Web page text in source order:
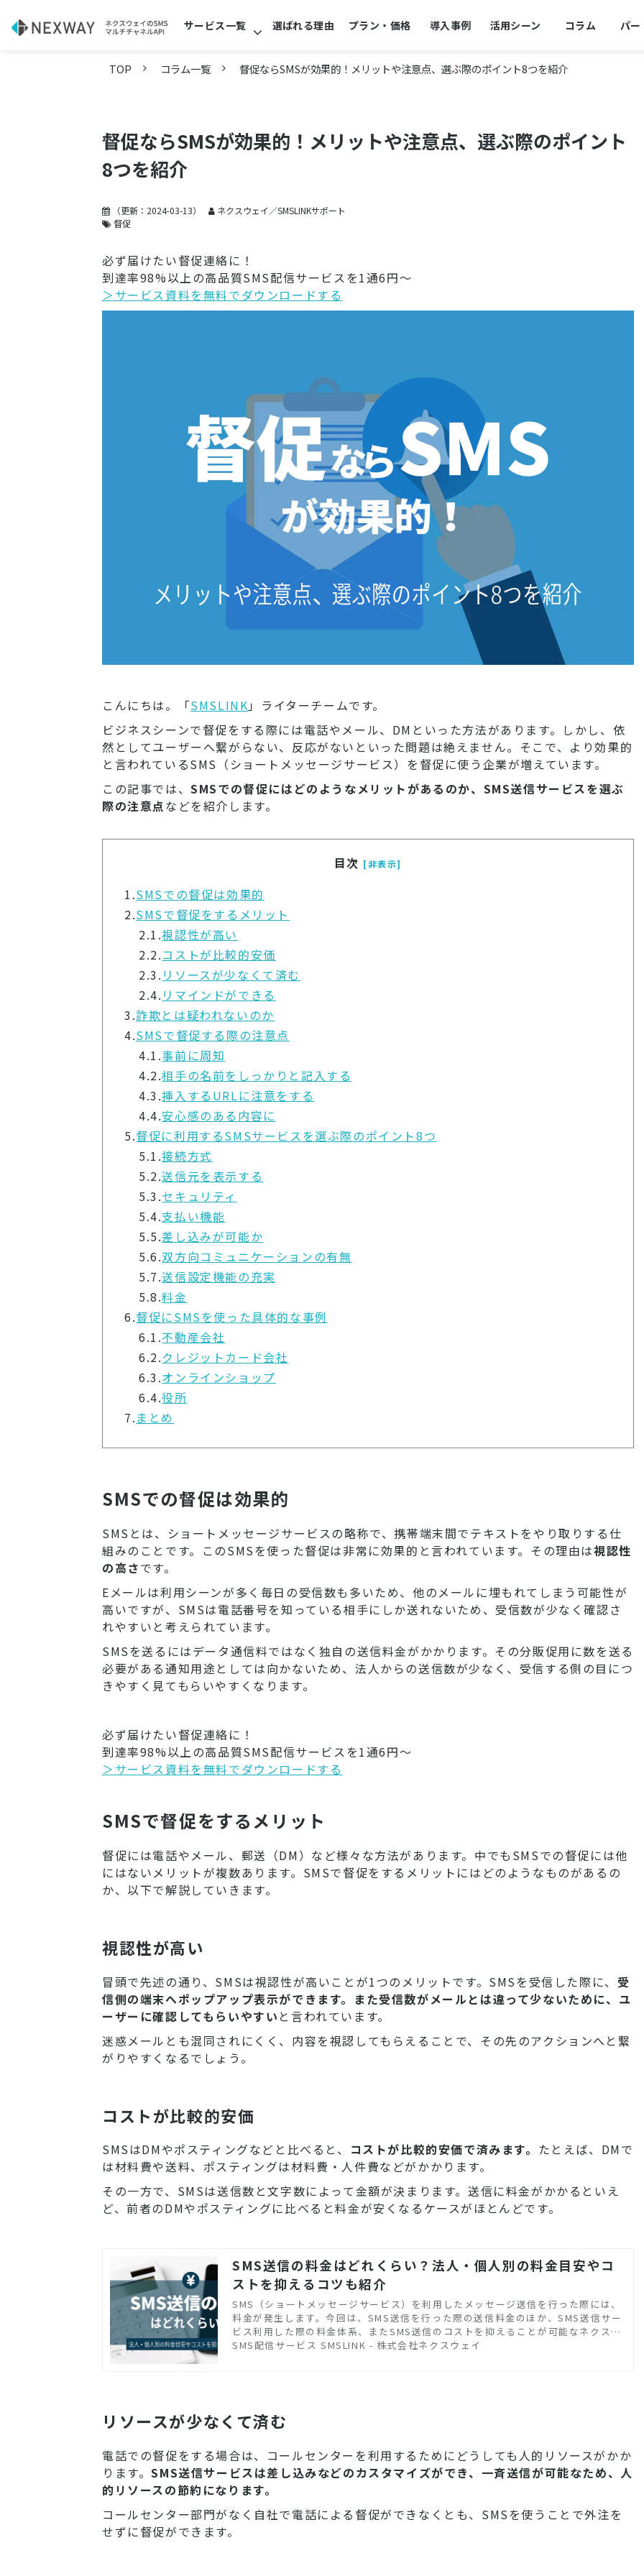
サービス一覧 選ばれる理由 プラン・価格 導入事例 活用シーン コラム パー
TOP コラム一覧 督促ならSMSが効果的！メリットや注意点、選ぶ際のポイント8つを紹介
督促ならSMSが効果的！メリットや注意点、選ぶ際のポイント
8つを紹介
（更新： 2024-03-13）
ネクスウェイ／SMSLINKサポート
督促
必ず届けたい督促連絡に！
到達率98%以上の高品質SMS配信サービスを1通6円～
＞サービス資料を無料でダウンロードする
こんにちは。「SMSLINK」ライターチームです。
ビジネスシーンで督促をする際には電話やメール、DMといった方法があります。しかし、依
然としてユーザーへ繋がらない、反応がないといった問題は絶えません。そこで、より効果的
と言われているSMS（ショートメッセージサービス）を督促に使う企業が増えています。
この記事では、SMSでの督促にはどのようなメリットがあるのか、SMS送信サービスを選ぶ
際の注意点などを紹介します。
目次 [非表示]
1.SMSでの督促は効果的
2.SMSで督促をするメリット
2.1.視認性が高い
2.2.コストが比較的安価
2.3. リソースが少なくて済む
2.4. リマインドができる
3.詐欺とは疑われないのか
4.SMSで督促する際の注意点
4.1.事前に周知
4.2.相手の名前をしっかりと記入する
4.3.挿入するURLに注意をする
4.4.安心感のある内容に
5.督促に利用するSMSサービスを選ぶ際のポイント8つ
5.1.接続方式
5.2.送信元を表示する
5.3.セキュリティ
5.4.支払い機能
5.5.差し込みが可能か
5.6.双方向コミュニケーションの有無
5.7.送信設定機能の充実
5.8.料金
6.督促にSMSを使った具体的な事例
6.1.不動産会社
6.2.クレジットカード会社
6.3.オンラインショップ
6.4.役所
7. まとめ
SMSでの督促は効果的
SMSとは、ショートメッセージサービスの略称で、携帯端末間でテキストをやり取りする仕
組みのことです。このSMSを使った督促は非常に効果的と言われています。その理由は視認性
の高さです。
Eメールは利用シーンが多く毎日の受信数も多いため、他のメールに埋もれてしまう可能性が
高いですが、SMSは電話番号を知っている相手にしか送れないため、受信数が少なく確認さ
れやすいと考えられています。
SMSを送るにはデータ通信料ではなく独自の送信料金がかかります。その分販促用に数を送る
必要がある通知用途としては向かないため、法人からの送信数が少なく、受信する側の目につ
きやすく見てもらいやすくなります。
必ず届けたい督促連絡に！
到達率98%以上の高品質SMS配信サービスを1通6円～
＞サービス資料を無料でダウンロードする
SMSで督促をするメリット
督促には電話やメール、郵送（DM）など様々な方法があります。中でもSMSでの督促には他
にはないメリットが複数あります。SMSで督促をするメリットにはどのようなものがあるの
か、以下で解説していきます。
視認性が高い
冒頭で先述の通り、SMSは視認性が高いことが1つのメリットです。SMSを受信した際に、 受
信側の端末へポップアップ表示ができます。また受信数がメールとは違って少ないために、ユ
ーザーに確認してもらいやすい と言われています。
迷惑メールとも混同されにくく、内容を視認してもらえることで、その先のアクションへと繋
がりやすくなるでしょう。
コストが比較的安価
SMSはDMやポスティングなどと比べると、 コストが比較的安価で済みます。 たとえば、DMで
は材料費や送料、ポスティングは材料費・人件費などがかかります。
その一方で、SMSは送信数と文字数によって金額が決まります。送信に料金がかかるといえ
ど、前者のDMやポスティングに比べると料金が安くなるケースがほとんどです。
SMS送信の料金はどれくらい？法人・個人別の料金目安やコ
ストを抑えるコツも紹介
SMS（ショートメッセージサービス）を利用したメッセージ送信を行った際には、
料金が発生します。今回は、SMS送信を行った際の送信料金のほか、SMS送信サー
ビス利用した際の料金体系、またSMS送信のコストを抑えることが可能なネクスウ
ェイのSMSメッセージ送信サービス「SMSLINK」についてご紹介します。
SMS配信サービス SMSLINK - 株式会社ネクスウェイ
リソースが少なくて済む
電話での督促をする場合は、コールセンターを利用するためにどうしても人的リソースがかか
ります。SMS送信サービスは差し込みなどのカスタマイズができ、一斉送信が可能なため、人
的リソースの節約になります。
コールセンター部門がなく自社で電話による督促ができなくとも、SMSを使うことで外注を
せずに督促ができます。